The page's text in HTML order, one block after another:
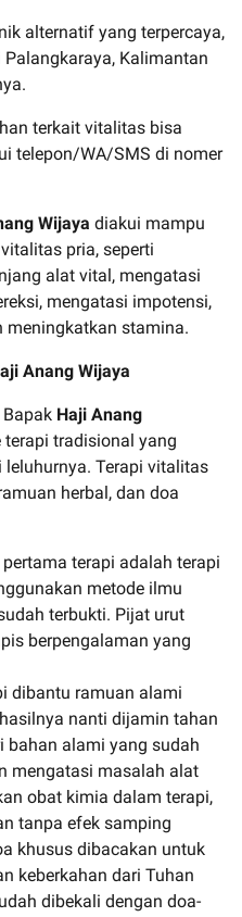
alternatif yang terpercaya,
Kalimantan
terkait vitalitas bisa
telepon/WA/SMS di nomer
Wijaya diakui mampu
pria, seperti
alat vital, mengatasi
mengatasi impotensi,
meningkatkan stamina.
Anang Wijaya
Haji Anang
tradisional yang
Terapi vitalitas
herbal, dan doa
terapi adalah terapi
metode ilmu
terbukti. Pijat urut
berpengalaman yang
dibantu ramuan alami
nanti dijamin tahan
bahan alami yang sudah
mengatasi masalah alat
obat kimia dalam terapi,
tanpa efek samping
khusus dibacakan untuk
keberkahan dari Tuhan
dibekali dengan doa-